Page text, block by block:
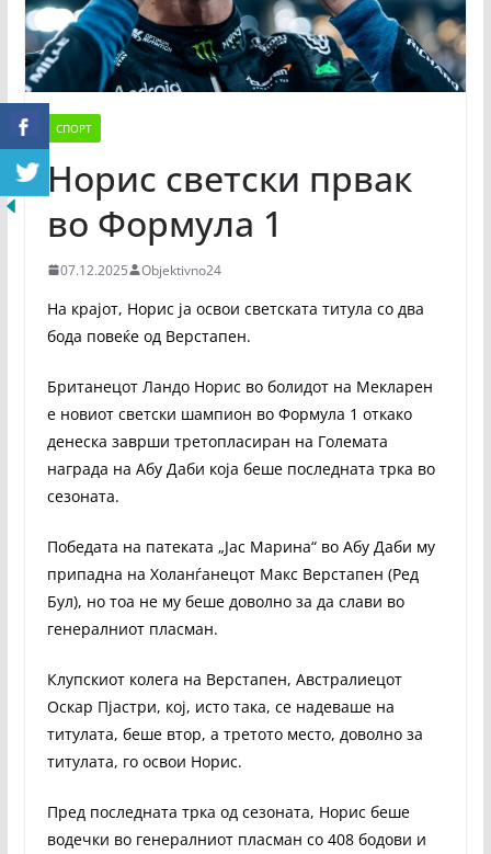
СПОРТ
Норис светски првак
во Формула 1
07.12.2025 Objektivno24
На крајот, Норис ја освои светската титула со два
бода повеќе од Верстапен.
Британецот Ландо Норис во болидот на Мекларен
е новиот светски шампион во Формула 1 откако
денеска заврши третопласиран на Големата
награда на Абу Даби која беше последната трка во
сезоната.
Победата на патеката „Јас Марина“ во Абу Даби му
припадна на Холанѓанецот Макс Верстапен (Ред
Бул), но тоа не му беше доволно за да слави во
генералниот пласман.
Клупскиот колега на Верстапен, Австралиецот
Оскар Пјастри, кој, исто така, се надеваше на
титулата, беше втор, а третото место, доволно за
титулата, го освои Норис.
Пред последната трка од сезоната, Норис беше
водечки во генералниот пласман со 408 бодови и